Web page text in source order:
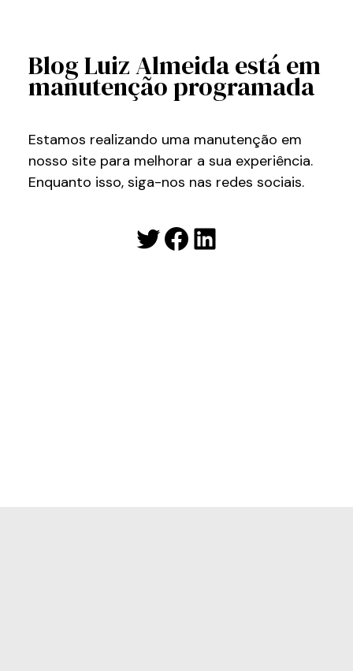
Blog Luiz Almeida está em
manutenção programada
Estamos realizando uma manutenção em
nosso site para melhorar a sua experiência.
Enquanto isso, siga-nos nas redes sociais.
Twitter
Facebook
LinkedIn